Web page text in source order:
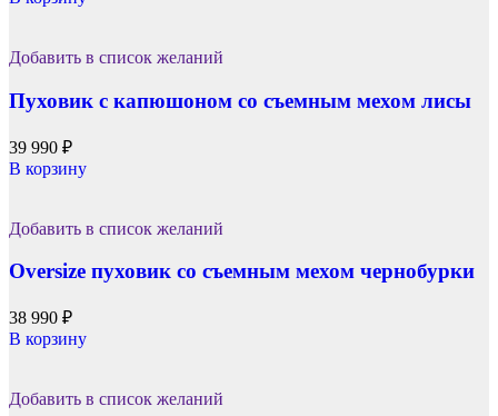
Добавить в список желаний
Пуховик с капюшоном со съемным мехом лисы
39 990 ₽
В корзину
Добавить в список желаний
Oversize пуховик со съемным мехом чернобурки
38 990 ₽
В корзину
Добавить в список желаний